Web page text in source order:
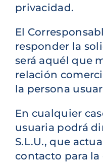
privacidad.
El
responder la
será aquél que
relación
la persona
En cualquier
usuaria podrá
S.L.U., que
contacto para